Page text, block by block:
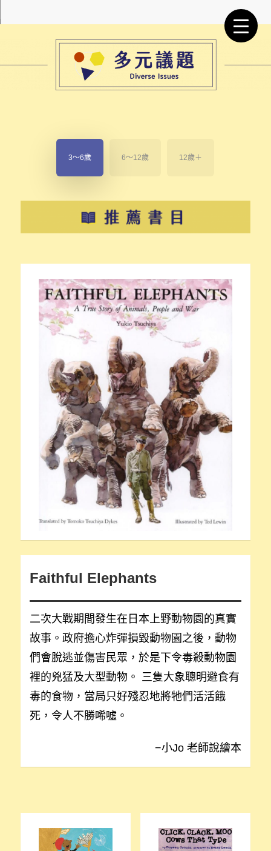
3～6歲 6～12歲 12歲＋
Faithful Elephants
二次大戰期間發生在日本上野動物園的真實
故事。政府擔心炸彈損毀動物園之後，動物
們會脫逃並傷害民眾，於是下令毒殺動物園
裡的兇猛及大型動物。 三隻大象聰明避食有
毒的食物，當局只好殘忍地將牠們活活餓
死，令人不勝唏噓。
−小Jo 老師說繪本